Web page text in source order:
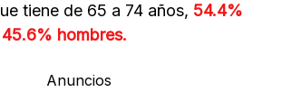
tiene de 65 a 74 años, 54.4%
hombres.
Anuncios